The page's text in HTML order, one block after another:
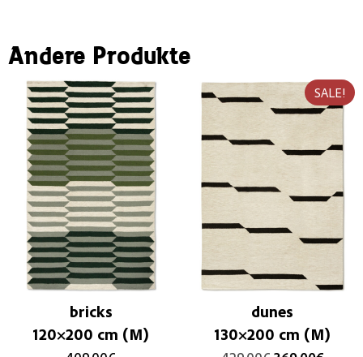
Andere Produkte
bricks
120×200 cm (M)
SALE!
dunes
130×200 cm (M)